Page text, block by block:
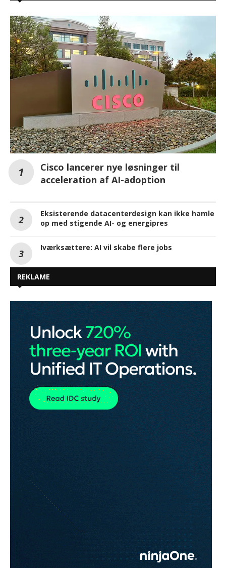
Cisco lancerer nye løsninger til
acceleration af AI-adoption
Eksisterende datacenterdesign kan ikke hamle
op med stigende AI- og energipres
Iværksættere: AI vil skabe flere jobs
REKLAME